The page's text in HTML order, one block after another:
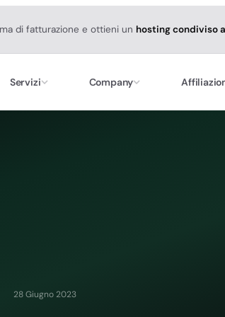
di fatturazione e ottieni un hosting condiviso
Servizi Company
28 Giugno 2023